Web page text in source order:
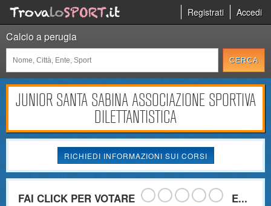
Registrati Accedi
Calcio a perugia
JUNIOR SANTA SABINA ASSOCIAZIONE SPORTIVA
DILETTANTISTICA
RICHIEDI INFORMAZIONI SUI CORSI
FAI CLICK PER VOTARE E...